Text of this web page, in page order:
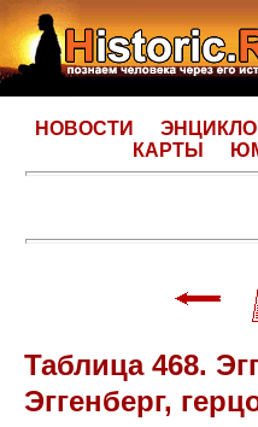
НОВОСТИ
КАРТЫ
Таблица 468.
Эггенберг,